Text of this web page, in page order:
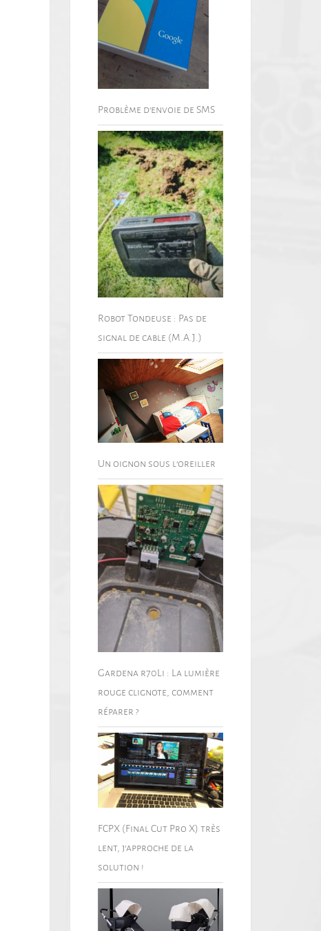
Problème d’envoie de SMS
Robot Tondeuse : Pas de
signal de cable (M.A.J.)
Un oignon sous l’oreiller
Gardena r70Li : La lumière
rouge clignote, comment
réparer ?
FCPX (Final Cut Pro X) très
lent, j’approche de la
solution !